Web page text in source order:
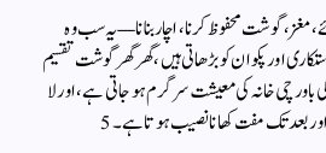
مغز، گوشت محفوظ کرنا، اچار بنانا — یہ سب وہ
اور پکوان کو بڑھاتی ہیں، گھر گھر گوشت تقسیم
خانہ کی معیشت سرگرم ہو جاتی ہے، اور لا
بعد تک مفت کھانا نصیب ہوتا ہے۔5